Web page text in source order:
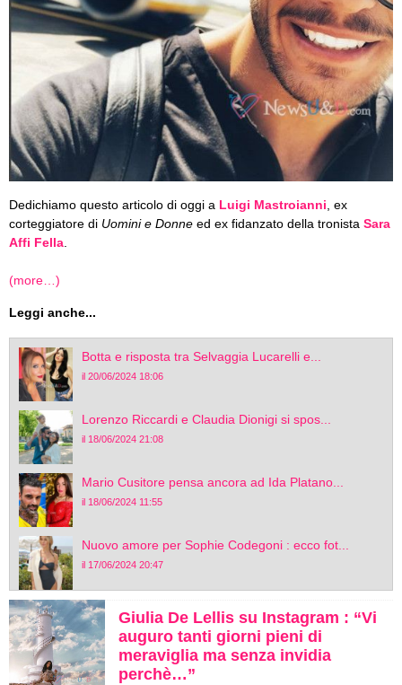
Dedichiamo questo articolo di oggi a Luigi Mastroianni, ex
corteggiatore di Uomini e Donne ed ex fidanzato della tronista Sara
Affi Fella.
(more…)
Leggi anche...
Botta e risposta tra Selvaggia Lucarelli e...
il 20/06/2024 18:06
Lorenzo Riccardi e Claudia Dionigi si spos...
il 18/06/2024 21:08
Mario Cusitore pensa ancora ad Ida Platano...
il 18/06/2024 11:55
Nuovo amore per Sophie Codegoni : ecco fot...
il 17/06/2024 20:47
Giulia De Lellis su Instagram : “Vi
auguro tanti giorni pieni di
meraviglia ma senza invidia
perchè…”